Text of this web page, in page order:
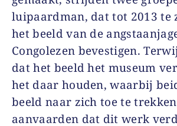
luipaardman, dat tot 2013 te
het beeld van de
Congolezen bevestigen.
dat het beeld het museum
het daar houden, waarbij
beeld naar zich toe te
aanvaarden dat dit werk